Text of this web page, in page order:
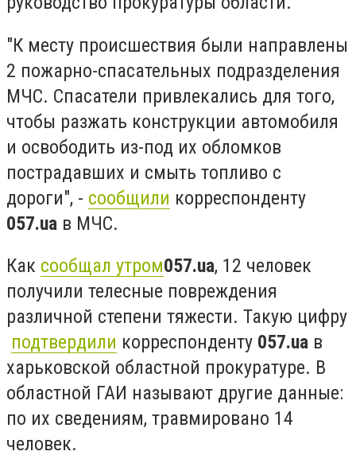
"К месту происшествия были направлены
2 пожарно-спасательных подразделения
МЧС. Спасатели привлекались для того,
чтобы разжать конструкции автомобиля
и освободить из-под их обломков
пострадавших и смыть топливо с
дороги", - сообщили корреспонденту
057.ua в МЧС.
Как сообщал утром057.ua, 12 человек
получили телесные повреждения
различной степени тяжести. Такую цифру
подтвердили корреспонденту 057.ua в
харьковской областной прокуратуре. В
областной ГАИ называют другие данные:
по их сведениям, травмировано 14
человек.